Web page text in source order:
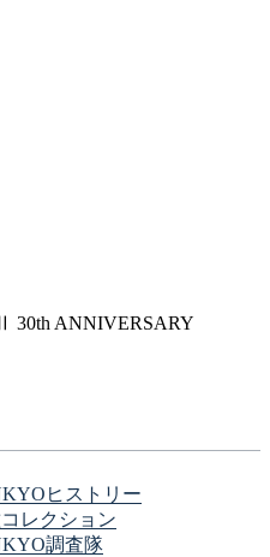
30th ANNIVERSARY
ヒストリー
レクション
調査隊